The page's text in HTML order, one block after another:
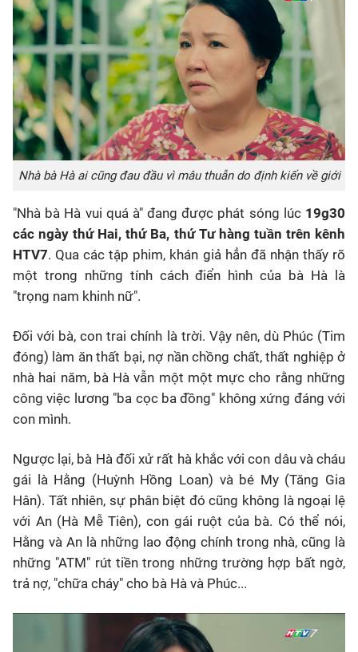
Nhà bà Hà ai cũng đau đầu vì mâu thuẫn do định kiến về giới
"Nhà bà Hà vui quá à" đang được phát sóng lúc 19g30
các ngày thứ Hai, thứ Ba, thứ Tư hàng tuần trên kênh
HTV7. Qua các tập phim, khán giả hẳn đã nhận thấy rõ
một trong những tính cách điển hình của bà Hà là
"trọng nam khinh nữ".
Đối với bà, con trai chính là trời. Vậy nên, dù Phúc (Tim
đóng) làm ăn thất bại, nợ nần chồng chất, thất nghiệp ở
nhà hai năm, bà Hà vẫn một một mực cho rằng những
công việc lương "ba cọc ba đồng" không xứng đáng với
con mình.
Ngược lại, bà Hà đối xử rất hà khắc với con dâu và cháu
gái là Hằng (Huỳnh Hồng Loan) và bé My (Tăng Gia
Hân). Tất nhiên, sự phân biệt đó cũng không là ngoại lệ
với An (Hà Mễ Tiên), con gái ruột của bà. Có thể nói,
Hằng và An là những lao động chính trong nhà, cũng là
những "ATM" rút tiền trong những trường hợp bất ngờ,
trả nợ, "chữa cháy" cho bà Hà và Phúc...